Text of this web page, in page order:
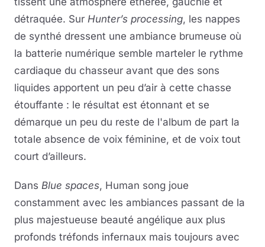
détraquée. Sur Hunter’s processing, les nappes
de synthé dressent une ambiance brumeuse où
la batterie numérique semble marteler le rythme
cardiaque du chasseur avant que des sons
liquides apportent un peu d’air à cette chasse
étouffante : le résultat est étonnant et se
démarque un peu du reste de l'album de part la
totale absence de voix féminine, et de voix tout
court d’ailleurs.
Dans Blue spaces, Human song joue
constamment avec les ambiances passant de la
plus majestueuse beauté angélique aux plus
profonds tréfonds infernaux mais toujours avec